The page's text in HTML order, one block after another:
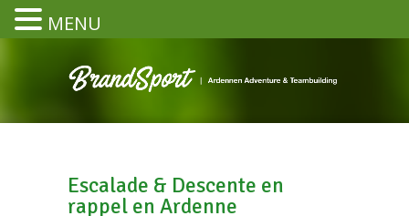
Escalade & Descente en
rappel en Ardenne
MENU